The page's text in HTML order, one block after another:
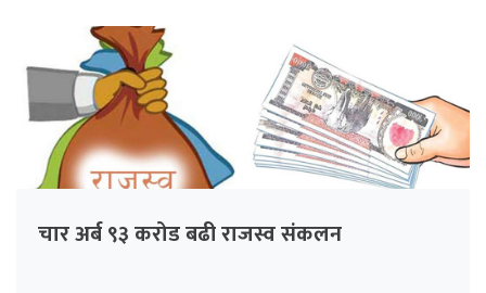
चार अर्ब ९३ करोड बढी राजस्व संकलन